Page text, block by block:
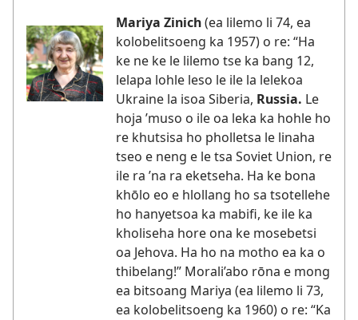
Mariya Zinich(ea lilemo li 74, ea
kolobelitsoeng ka 1957) o re: “Ha
ke ne ke le lilemo tse ka bang 12,
lelapa lohle leso le ile la lelekoa
Ukraine la isoa Siberia, Russia. Le
hoja ’muso o ile oa leka ka hohle ho
re khutsisa ho pholletsa le linaha
tseo e neng e le tsa Soviet Union, re
ile ra ’na ra eketseha. Ha ke bona
khōlo eo e hlollang ho sa tsotellehe
ho hanyetsoa ka mabifi, ke ile ka
kholiseha hore ona ke mosebetsi
oa Jehova. Ha ho na motho ea ka o
thibelang!” Morali’abo rōna e mong
ea bitsoang Mariya (ea lilemo li 73,
ea kolobelitsoeng ka 1960) o re: “Ka